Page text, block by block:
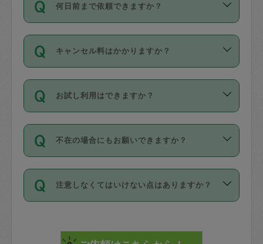
時間も被らない場合、損害保険の対象外
社員など様々なバックグラウンドの方が
登録しています。
日本語も話せる方など様々です。
ールに記載していますので、各自の得意
を依頼してください。
確認しています。タスカジさんトレーニ
ング動画を使ったセルフトレーニングの
現場トライアルを受け、合格したタスカ
ジさんが活動されています。
※テストセンターの講評は１件目のレビュ
参考
【詳細】タスカジさんの登録に際
を通して成立した作業時間内での作業に
適用されます。作業範囲は、掃除、洗
です。作業中に物を壊したり、人にけが
をさせたりした場合が対象で、補償金額
す。
写真を撮り、
詳細FAQ：
損害賠償保険について教えて
何日前まで依頼できますか？
ご依頼は、現在を起点に3日後（72時間
以降）の日時から受付可能となっていま
す。
タスカジさんへ「募集」をかけることが
可能です。
キャンセル料はかかりますか？
キャンセル料には、以下の2種類がありま
す。
1. 直前キャンセル（定期、スポット契約
共通）
72時間を超える※と、以下のキャンセル
料が発生します。
直前キャンセル料：
お試し利用はできますか？
「お試し利用」というメニューはありま
せんが、「一回のみ」依頼を活用するこ
とによって、気に入ったタスカジさんを
まず、条件の合う気になるタスカジさ
みてください。
不在の場合にもお願いできますか？
不在の場合の作業はタスカジさんの同意
が必要です。数回の依頼ののち、タスカ
ジさんと依頼者の間で十分な信頼関係が
てください。
注意しなくてはいけない点はありますか？
で、必ず鍵のかかるロッカーや金庫に入